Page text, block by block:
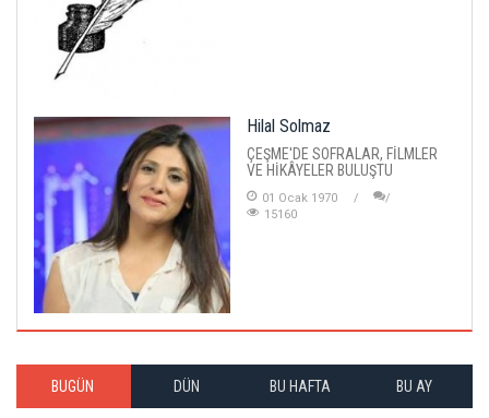
Hilal Solmaz
ÇEŞME'DE SOFRALAR, FİLMLER
VE HİKÂYELER BULUŞTU
01 Ocak 1970
15160
BUGÜN DÜN BU HAFTA BU AY